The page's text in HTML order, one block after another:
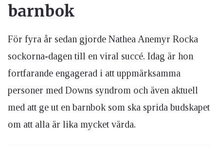
barnbok
För fyra år sedan gjorde Nathea Anemyr Rocka
sockorna-dagen till en viral succé. Idag är hon
fortfarande engagerad i att uppmärksamma
personer med Downs syndrom och även aktuell
med att ge ut en barnbok som ska sprida budskapet
om att alla är lika mycket värda.